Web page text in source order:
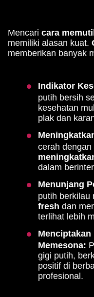
Mencari cara
memiliki alasan kuat.
memberikan banyak
Indikator
putih bersih
kesehatan
plak dan
cerah
dalam
Menunjang
putih berkilau
fresh dan
terlihat lebih
Menciptakan
Memesona:
gigi putih,
positif di
profesional.